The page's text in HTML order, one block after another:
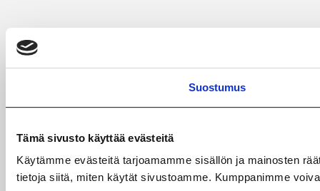
Suostumus
Tämä sivusto käyttää evästeitä
Käytämme evästeitä tarjoamamme sisällön ja mainosten
tietoja siitä, miten käytät sivustoamme. Kumppanimme